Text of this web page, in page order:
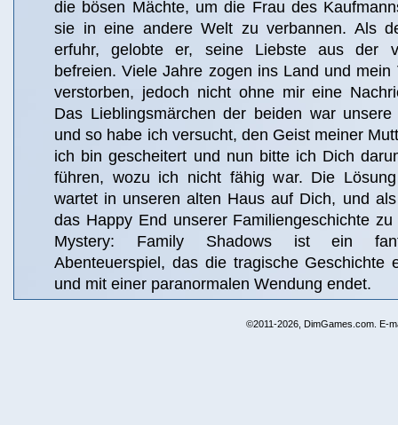
die bösen Mächte, um die Frau des
sie in eine andere Welt zu verbannen. Als
erfuhr, gelobte er, seine Liebste aus der
befreien. Viele Jahre zogen ins Land und mein
verstorben, jedoch nicht ohne mir eine
Das Lieblingsmärchen der beiden war unsere
und so habe ich versucht, den Geist meiner
ich bin gescheitert und nun bitte ich Dich
führen, wozu ich nicht fähig war. Die
wartet in unseren alten Haus auf Dich, und
das Happy End unserer Familiengeschichte
Mystery: Family Shadows ist ein
Abenteuerspiel, das die tragische Geschichte
und mit einer paranormalen Wendung endet.
©2011-2026, DimGames.com. E-